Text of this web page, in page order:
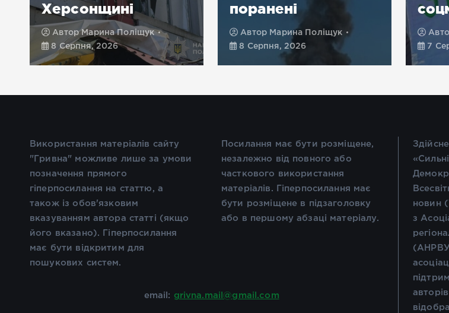
Херсонщині
Автор Марина Поліщук
8 Серпня, 2026
поранені
Автор Марина Поліщук
8 Серпня, 2026
7
Використання матеріалів сайту
"Гривна" можливе лише за умови
позначення прямого
гіперпосилання на статтю, а
також із обов'язковим
вказуванням автора статті (якщо
його вказано). Гіперпосилання
має бути відкритим для
пошукових систем.
email: grivna.mail@gmail.com
Посилання має бути розміщене,
незалежно від повного або
часткового використання
матеріалів. Гіперпосилання має
бути розміщене в підзаголовку
або в першому абзаці матеріалу.
новин
з